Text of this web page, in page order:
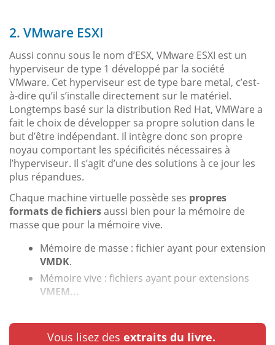
2. VMware ESXI
Aussi connu sous le nom d’ESX, VMware ESXI est un
hyperviseur de type 1 développé par la société
VMware. Cet hyperviseur est de type bare metal, c’est-
à-dire qu’il s’installe directement sur le matériel.
Longtemps basé sur la distribution Red Hat, VMWare a
fait le choix de développer sa propre solution dans le
but d’être indépendant. Il intègre donc son propre
noyau comportant les spécificités nécessaires à
l’hyperviseur. Il s’agit d’une des solutions à ce jour les
plus répandues.
Chaque machine virtuelle possède ses propres
formats de fichiersaussi bien pour la mémoire de
masse que pour la mémoire vive.
Mémoire de masse : fichier ayant pour extension
VMDK.
Mémoire vive : fichiers ayant pour extensions
VMEM...
Vous lisez des extraits du livre.